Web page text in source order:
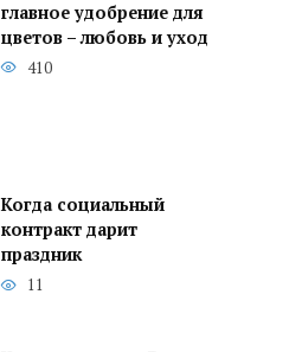
главное удобрение для
цветов – любовь и уход
410
Когда социальный
контракт дарит
праздник
11